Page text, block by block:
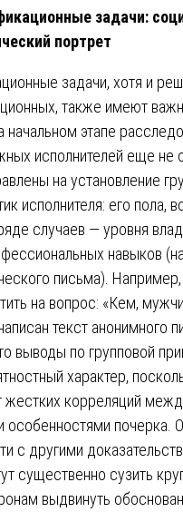
задачи:
портрет
задачи, хотя и
также имеют
начальном этапе
исполнителей еще не
на установление
исполнителя: его пола,
случаев — уровня
навыков
письма). Например,
на вопрос: «Кем,
текст анонимного
выводы по групповой
характер,
жестких корреляций
особенностями почерка.
с другими
существенно сузить
выдвинуть